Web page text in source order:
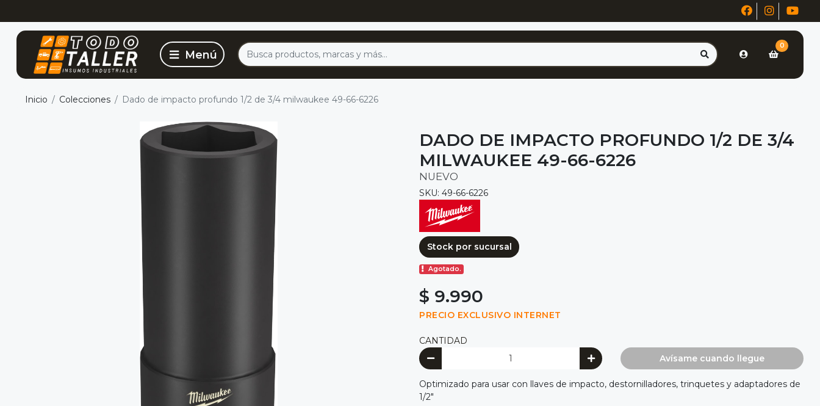
0
Inicio Colecciones Dado de impacto profundo 1/2 de 3/4 milwaukee 49-66-6226
DADO DE IMPACTO PROFUNDO 1/2 DE 3/4
MILWAUKEE 49-66-6226
NUEVO
SKU: 49-66-6226
Stock por sucursal
Agotado.
$ 9.990
PRECIO EXCLUSIVO INTERNET
CANTIDAD
Avísame cuando llegue
Optimizado para usar con llaves de impacto, destornilladores, trinquetes y adaptadores de
1/2"